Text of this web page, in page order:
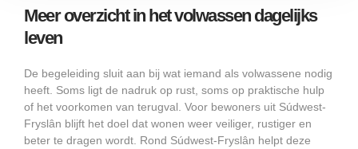
Meer overzicht in het volwassen dagelijks
leven
De begeleiding sluit aan bij wat iemand als volwassene nodig
heeft. Soms ligt de nadruk op rust, soms op praktische hulp
of het voorkomen van terugval. Voor bewoners uit Súdwest-
Fryslân blijft het doel dat wonen weer veiliger, rustiger en
beter te dragen wordt. Rond Súdwest-Fryslân helpt deze